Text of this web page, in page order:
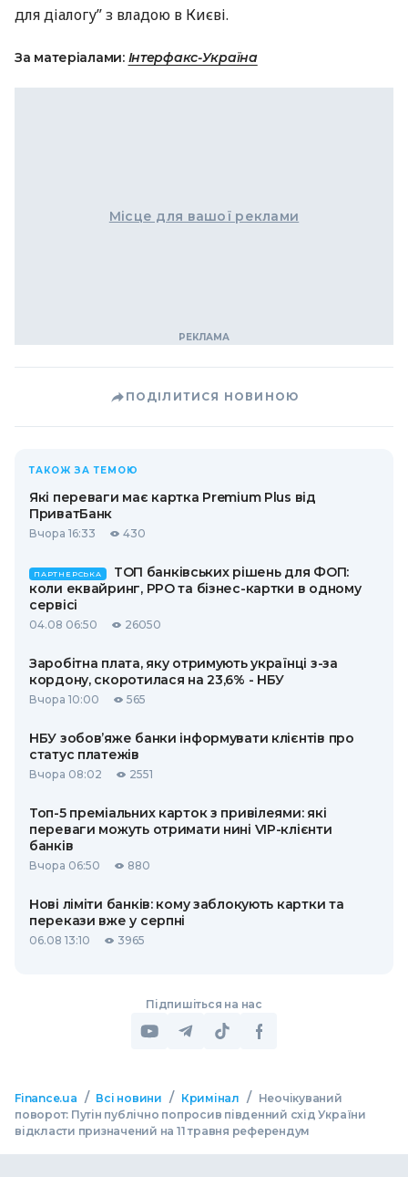
для діалогу” з владою в Києві.
За матеріалами: Інтерфакс-Україна
Місце для вашої реклами
ПОДІЛИТИСЯ НОВИНОЮ
ТАКОЖ ЗА ТЕМОЮ
Які переваги має картка Premium Plus від
ПриватБанк
Вчора 16:33 430
ПАРТНЕРСЬКА
ТОП банківських рішень для ФОП:
коли еквайринг, РРО та бізнес-картки в одному
сервісі
04.08 06:50 26050
Заробітна плата, яку отримують українці з-за
кордону, скоротилася на 23,6% - НБУ
Вчора 10:00 565
НБУ зобов’яже банки інформувати клієнтів про
статус платежів
Вчора 08:02 2551
Топ-5 преміальних карток з привілеями: які
переваги можуть отримати нині VIP-клієнти
банків
Вчора 06:50 880
Нові ліміти банків: кому заблокують картки та
перекази вже у серпні
06.08 13:10 3965
Підпишіться на нас
Finance.ua / Всі новини / Кримінал /
Неочікуваний
поворот: Путін публічно попросив південний схід України
відкласти призначений на 11 травня референдум